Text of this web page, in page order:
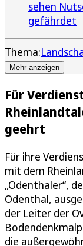
sehen
gefährdet
Thema:
Mehr anzeigen
Für
geehrt
Für ihre
mit dem
„Odenthaler“,
Odenthal,
der Leiter der
die